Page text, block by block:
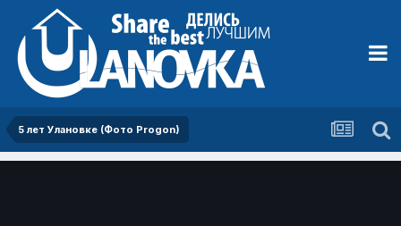
5 лет Улановке (Фото Progon)